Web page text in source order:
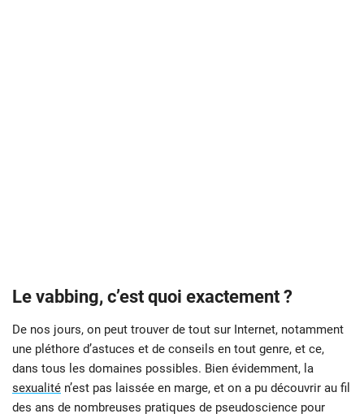
Le vabbing, c’est quoi exactement ?
De nos jours, on peut trouver de tout sur Internet, notamment
une pléthore d’astuces et de conseils en tout genre, et ce,
dans tous les domaines possibles. Bien évidemment, la
sexualité n’est pas laissée en marge, et on a pu découvrir au fil
des ans de nombreuses pratiques de pseudoscience pour